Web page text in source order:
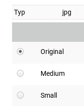
Typ jpg
Original
Medium
Small